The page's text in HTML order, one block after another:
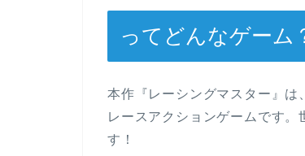
ってどんなゲーム
本作『レーシングマスター』
レースアクションゲームです
す！